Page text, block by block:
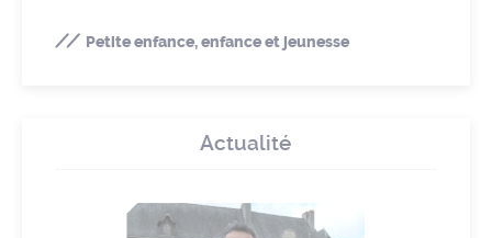
Petite enfance, enfance et jeunesse
Actualité